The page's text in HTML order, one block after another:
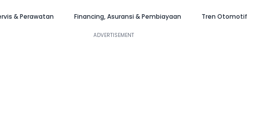
& Perawatan Financing, Asuransi & Pembiayaan Tren Otomotif